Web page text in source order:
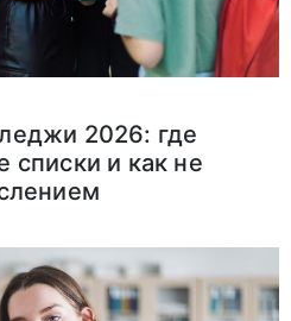
2026: где
списки и как не